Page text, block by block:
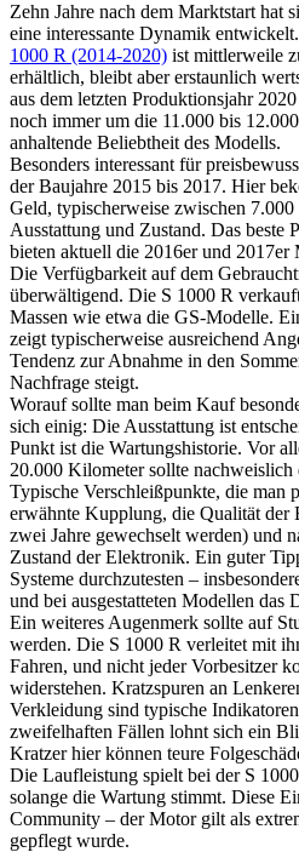
Zehn Jahre nach dem Marktstart hat
eine interessante Dynamik entwickelt.
1000 R (2014-2020) ist mittlerweile
erhältlich, bleibt aber erstaunlich
aus dem letzten Produktionsjahr
noch immer um die 11.000 bis
anhaltende Beliebtheit des Modells.
Besonders interessant für
der Baujahre 2015 bis 2017. Hier
Geld, typischerweise zwischen
Ausstattung und Zustand. Das beste
bieten aktuell die 2016er und 2017er
Die Verfügbarkeit auf dem
überwältigend. Die S 1000 R
Massen wie etwa die GS-Modelle.
zeigt typischerweise ausreichend
Tendenz zur Abnahme in den
Nachfrage steigt.
Worauf sollte man beim Kauf
sich einig: Die Ausstattung ist
Punkt ist die Wartungshistorie. Vor
20.000 Kilometer sollte
Typische Verschleißpunkte, die man
erwähnte Kupplung, die Qualität der
zwei Jahre gewechselt werden) und
Zustand der Elektronik. Ein guter
Systeme durchzutesten –
und bei ausgestatteten Modellen das
Ein weiteres Augenmerk sollte auf
werden. Die S 1000 R verleitet mit
Fahren, und nicht jeder Vorbesitzer
widerstehen. Kratzspuren an
Verkleidung sind typische
zweifelhaften Fällen lohnt sich ein
Kratzer hier können teure
Die Laufleistung spielt bei der S
solange die Wartung stimmt. Diese
Community – der Motor gilt als
gepflegt wurde.